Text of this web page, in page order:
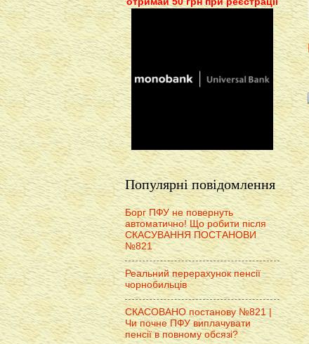
Популярні повідомлення
Борг ПФУ не повернуть
автоматично! Що робити після
СКАСУВАННЯ ПОСТАНОВИ
№821
Реальний перерахунок пенсії
чорнобильців
СКАСОВАНО постанову №821 |
Чи почне ПФУ виплачувати
пенсії в повному обсязі?